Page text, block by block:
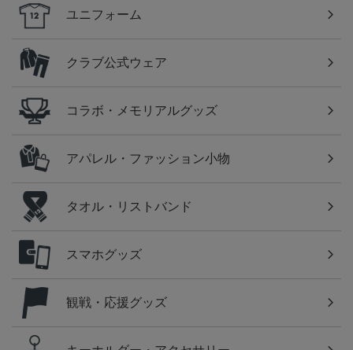
ユニフォーム
クラブ公式ウェア
コラボ・メモリアルグッズ
アパレル・ファッション小物
タオル・リストバンド
スマホグッズ
観戦・応援グッズ